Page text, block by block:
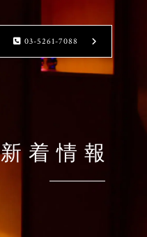
03-5261-7088
新着情報